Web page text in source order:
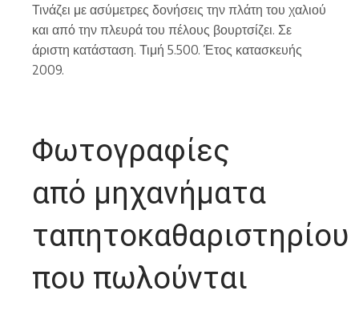
Τινάζει με ασύμετρες δονήσεις την πλάτη του χαλιού
και από την πλευρά του πέλους βουρτσίζει. Σε
άριστη κατάσταση. Τιμή 5.500. Έτος κατασκευής
2009.
Φωτογραφίες
από μηχανήματα
ταπητοκαθαριστηρίου
που πωλούνται